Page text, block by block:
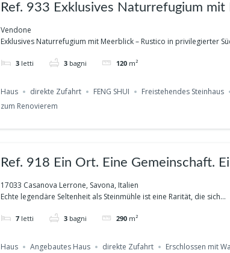
Ref. 933 Exklusives Naturrefugium mit Meerblick – Rustico in
privilegierter Südlage in Vendone
Vendone
Exklusives Naturrefugium mit Meerblick – Rustico in privilegierter
3 letti 3 bagni 120 m²
Haus direkte Zufahrt FENG SHUI Freistehendes Steinhaus
zum Renovierem
Ref. 918 Ein Ort. Eine Gemeinschaft.
Lerrone
17033 Casanova Lerrone, Savona, Italien
Echte legendäre Seltenheit als Steinmühle ist eine Rarität, die sich...
7 letti 3 bagni 290 m²
Haus Angebautes Haus direkte Zufahrt Erschlossen mit